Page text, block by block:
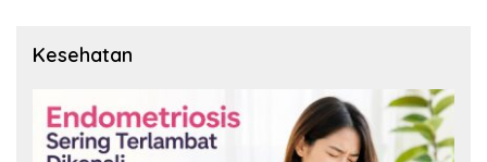
Kesehatan